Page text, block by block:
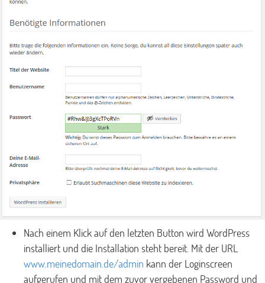
Nach einem Klick auf den letzten Button wird WordPress
installiert und die Installation steht bereit. Mit der URL
www.meinedomain.de/admin kann der Loginscreen
aufgerufen und mit dem zuvor vergebenen Password und